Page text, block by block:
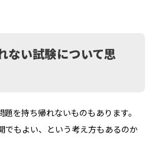
ない試験について思
を持ち帰れないものもあります。
でもよい、という考え方もあるのか